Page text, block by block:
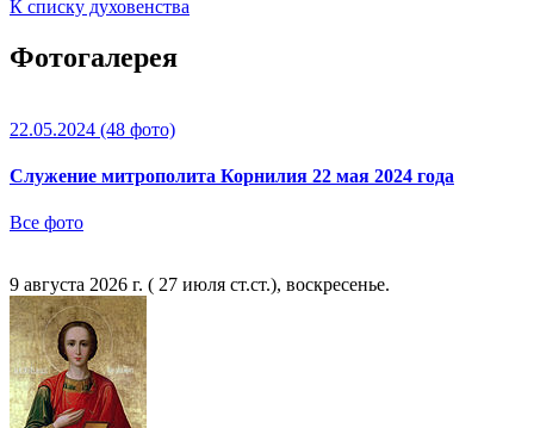
К списку духовенства
Фотогалерея
22.05.2024 (48 фото)
Служение митрополита Корнилия 22 мая 2024 года
Все фото
9 августа 2026 г. ( 27 июля ст.ст.), воскресенье.